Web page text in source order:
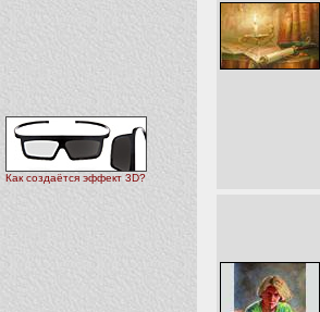
Как создаётся эффект 3D?